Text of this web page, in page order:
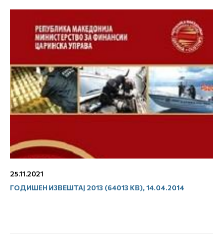
25.11.2021
ГОДИШЕН ИЗВЕШТАЈ 2013 (64013 KB), 14.04.2014